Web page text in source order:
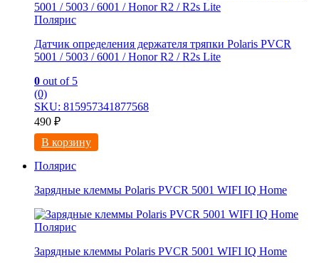
Полярис
Датчик определения держателя тряпки Polaris PVCR
5001 / 5003 / 6001 / Honor R2 / R2s Lite
0 out of 5
(0)
SKU: 815957341877568
490 ₽
В корзину
Полярис
Зарядные клеммы Pоlaris PVCR 5001 WIFI IQ Нome
Полярис
Зарядные клеммы Pоlaris PVCR 5001 WIFI IQ Нome